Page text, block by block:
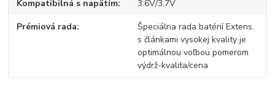
Kompatibilná s napätím 3.6V/3.7V
Prémiová rada
Špeciálna rada batérií Extens.
s článkami vysokej kvality je
optimálnou voľbou pomerom
výdrž-kvalita/cena